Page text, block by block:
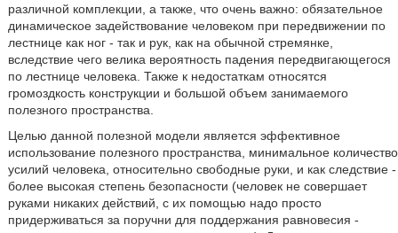
различной комплекции, а также, что очень важно: обязательное
динамическое задействование человеком при передвижении по
лестнице как ног - так и рук, как на обычной стремянке,
вследствие чего велика вероятность падения передвигающегося
по лестнице человека. Также к недостаткам относятся
громоздкость конструкции и большой объем занимаемого
полезного пространства.
Целью данной полезной модели является эффективное
использование полезного пространства, минимальное количество
усилий человека, относительно свободные руки, и как следствие -
более высокая степень безопасности (человек не совершает
руками никаких действий, с их помощью надо просто
придерживаться за поручни для поддержания равновесия -